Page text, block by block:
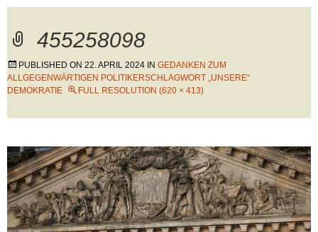
455258098
PUBLISHED ON 22. APRIL 2024 IN GEDANKEN ZUM
ALLGEGENWÄRTIGEN POLITIKERSCHLAGWORT „UNSERE“
DEMOKRATIE
FULL RESOLUTION (620 × 413)